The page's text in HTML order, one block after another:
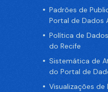
Padrões de
Portal de Dados
Política de
do Recife
Sistemática de
do Portal de
Visualizações de